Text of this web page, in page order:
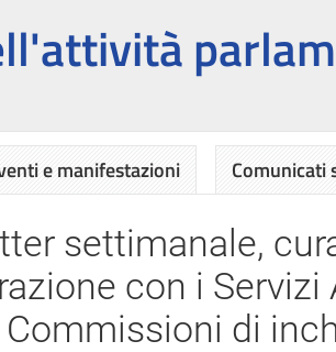
e manifestazioni Comunicati
settimanale,
con i
Commissioni di